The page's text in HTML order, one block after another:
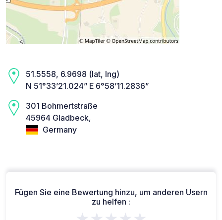
51.5558, 6.9698 (lat, lng)
N 51°33’21.024” E 6°58’11.2836”
301 Bohmertstraße
45964 Gladbeck,
Germany
Fügen Sie eine Bewertung hinzu, um anderen Usern
zu helfen :